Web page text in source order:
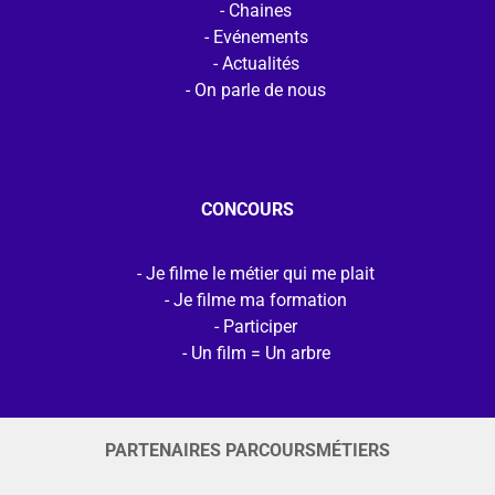
Chaines
Evénements
Actualités
On parle de nous
CONCOURS
Je filme le métier qui me plait
Je filme ma formation
Participer
Un film = Un arbre
PARTENAIRES PARCOURSMÉTIERS